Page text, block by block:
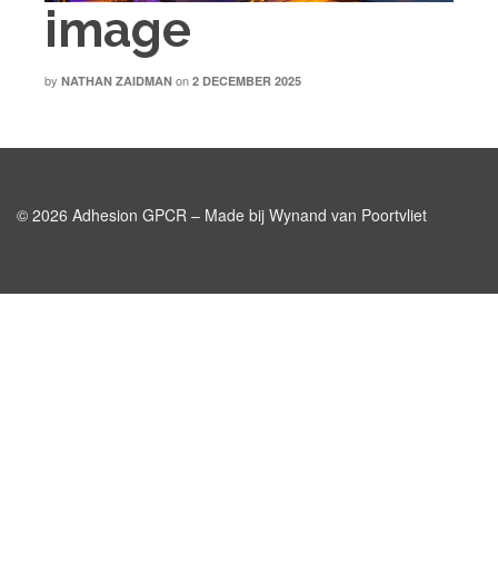
image
by NATHAN ZAIDMAN on 2 DECEMBER 2025
© 2026 Adhesion GPCR – Made bij Wynand van Poortvliet